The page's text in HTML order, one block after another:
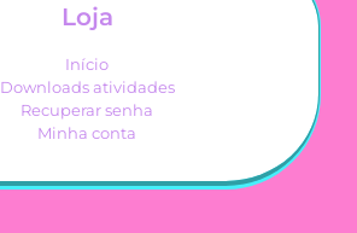
Loja
Início
Downloads atividades
Recuperar senha
Minha conta